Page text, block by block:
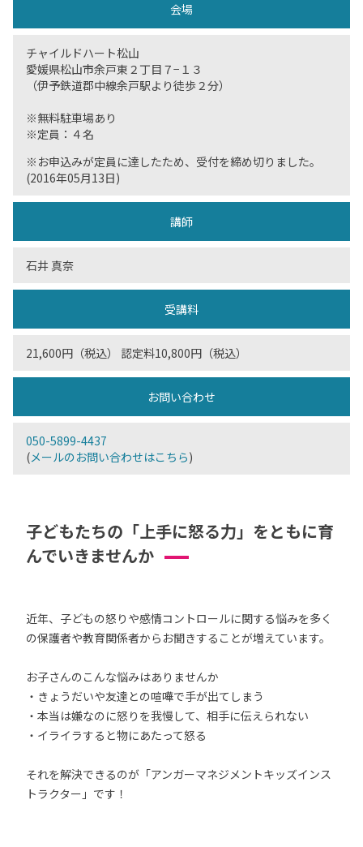
会場
チャイルドハート松山
愛媛県松山市余戸東２丁目７−１３
（伊予鉄道郡中線余戸駅より徒歩２分）
※無料駐車場あり
※定員：４名
※お申込みが定員に達したため、受付を締め切りました。
(2016年05月13日)
講師
石井 真奈
受講料
21,600円（税込） 認定料10,800円（税込）
お問い合わせ
050-5899-4437
(メールのお問い合わせはこちら)
子どもたちの「上手に怒る力」をともに育
んでいきませんか
近年、子どもの怒りや感情コントロールに関する悩みを多く
の保護者や教育関係者からお聞きすることが増えています。
お子さんのこんな悩みはありませんか
・きょうだいや友達との喧嘩で手が出てしまう
・本当は嫌なのに怒りを我慢して、相手に伝えられない
・イライラすると物にあたって怒る
それを解決できるのが「アンガーマネジメントキッズインス
トラクター」です！